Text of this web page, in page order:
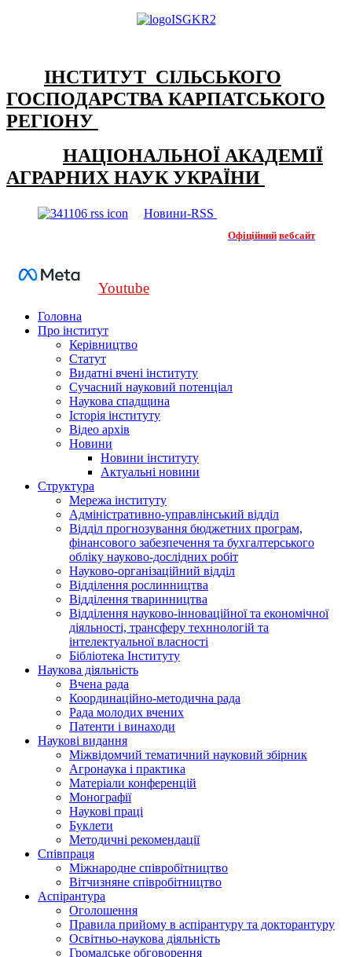
ІНСТИТУТ СІЛЬСЬКОГО
ГОСПОДАРСТВА КАРПАТСЬКОГО
РЕГІОНУ
НАЦІОНАЛЬНОЇ АКАДЕМІЇ
АГРАРНИХ НАУК УКРАЇНИ
Новини-RSS
Офіційний вебсайт
Youtube
Головна
Про інститут
Керівництво
Статут
Видатні вчені інституту
Сучасний науковий потенціал
Наукова спадщина
Історія інституту
Відео архів
Новини
Новини інституту
Актуальні новини
Структура
Мережа інституту
Адміністративно-управлінський відділ
Відділ прогнозування бюджетних програм,
фінансового забезпечення та бухгалтерського
обліку науково-дослідних робіт
Науково-організаційний відділ
Відділення рослинництва
Відділення тваринництва
Відділення науково-інноваційної та економічної
діяльності, трансферу техннологій та
інтелектуальної власності
Бібліотека Інституту
Наукова діяльність
Вчена рада
Координаційно-методична рада
Рада молодих вчених
Патенти і винаходи
Наукові видання
Міжвідомчий тематичний науковий збірник
Агронаука і практика
Матеріали конференцій
Монографії
Наукові праці
Буклети
Методичні рекомендації
Співпраця
Міжнародне співробітництво
Вітчизняне співробітництво
Аспірантура
Оголошення
Правила прийому в аспірантуру та докторантуру
Освітньо-наукова діяльність
Громадське обговорення